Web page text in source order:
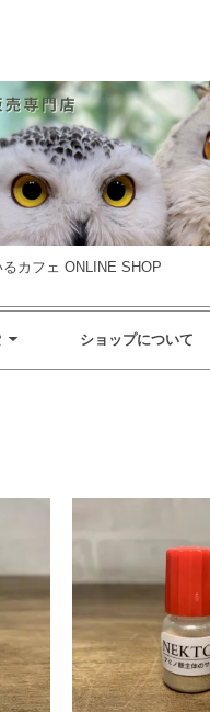
カフェ ONLINE SHOP
ショップについて